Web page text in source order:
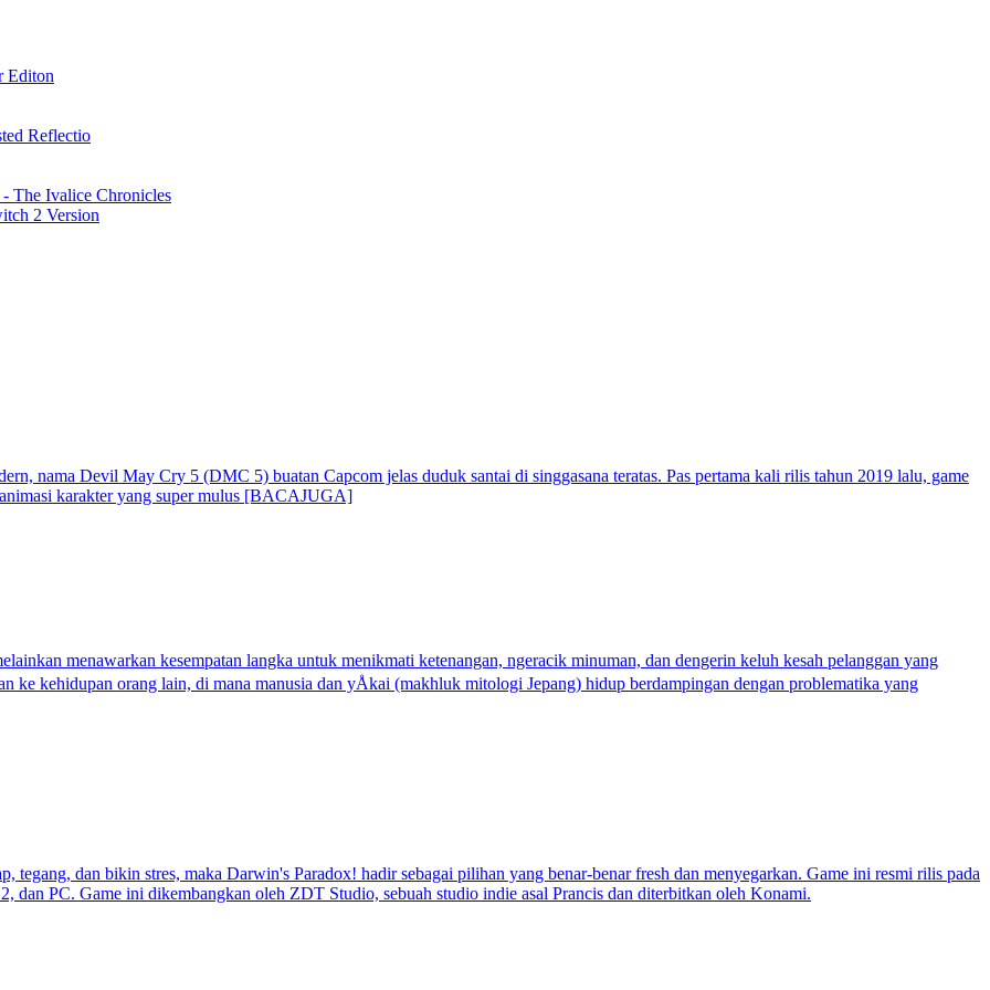
Editon
Reflectio
Ivalice Chronicles
2 Version
nama Devil May Cry 5 (DMC 5) buatan Capcom jelas duduk santai di singgasana teratas. Pas pertama kali rilis tahun 2019 lalu, game
karakter yang super mulus [BACAJUGA]
menawarkan kesempatan langka untuk menikmati ketenangan, ngeracik minuman, dan dengerin keluh kesah pelanggan yang
ke kehidupan orang lain, di mana manusia dan yÅkai (makhluk mitologi Jepang) hidup berdampingan dengan problematika yang
tegang, dan bikin stres, maka Darwin's Paradox! hadir sebagai pilihan yang benar-benar fresh dan menyegarkan. Game ini resmi rilis pada
PC. Game ini dikembangkan oleh ZDT Studio, sebuah studio indie asal Prancis dan diterbitkan oleh Konami.